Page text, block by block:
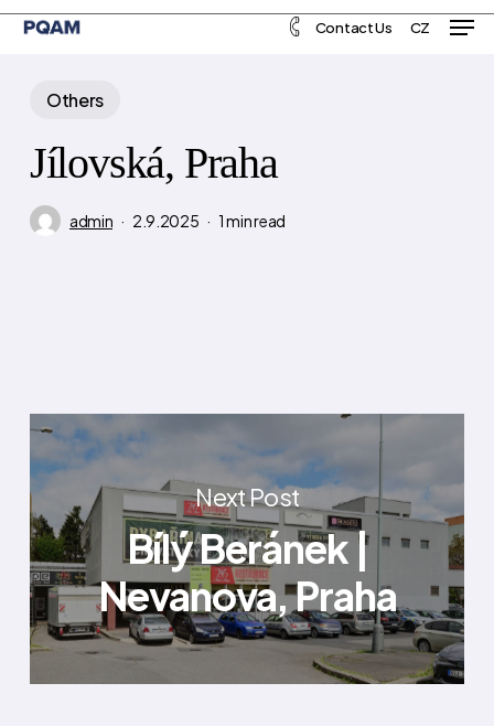
Skip
content
Contact Us CZ
Others
Jílovská, Praha
admin 2.9.2025 1 min read
Next Post
Bílý Beránek |
Nevanova, Praha
Menu